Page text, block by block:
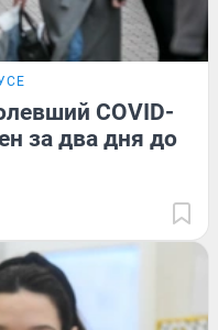
COVID-
за два дня до